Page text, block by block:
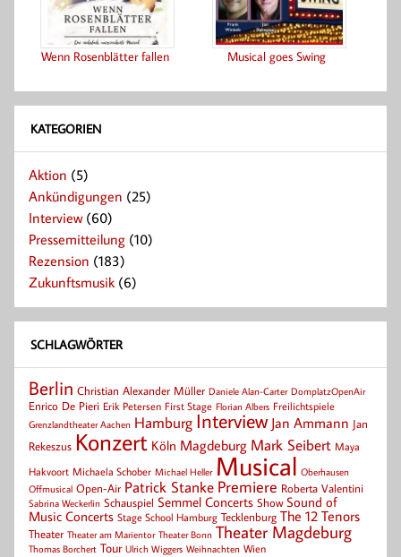
Wenn Rosenblätter fallen Musical goes Swing
KATEGORIEN
Aktion (5)
Ankündigungen (25)
Interview(60)
Pressemitteilung (10)
Rezension (183)
Zukunftsmusik (6)
SCHLAGWÖRTER
Berlin Christian Alexander Müller Daniele Alan-Carter DomplatzOpenAir
Enrico De Pieri Erik Petersen First Stage Florian Albers Freilichtspiele
Grenzlandtheater Aachen Hamburg Interview Jan Ammann Jan
Rekeszus Konzert Köln Magdeburg Mark Seibert Maya
Hakvoort Michaela Schober Michael Heller Musical Oberhausen
Offmusical Open-Air Patrick Stanke Premiere Roberta Valentini
Sabrina Weckerlin Schauspiel Semmel Concerts Show Sound of
Music Concerts Stage School Hamburg Tecklenburg The 12 Tenors
Theater Theater am Marientor Theater Bonn Theater Magdeburg
Thomas Borchert Tour Ulrich Wiggers Weihnachten Wien